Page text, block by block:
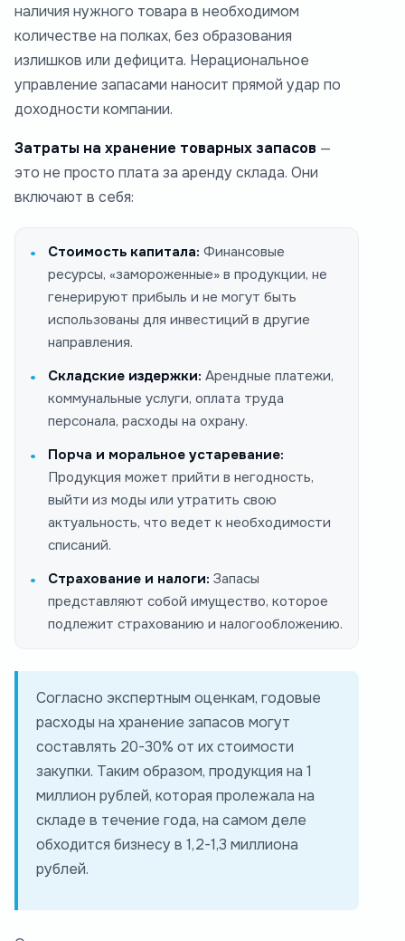
наличия нужного товара в необходимом
количестве на полках, без образования
излишков или дефицита. Нерациональное
управление запасами наносит прямой удар по
доходности компании.
Затраты на хранение товарных запасов —
это не просто плата за аренду склада. Они
включают в себя:
Стоимость капитала: Финансовые
ресурсы, «замороженные» в продукции, не
генерируют прибыль и не могут быть
использованы для инвестиций в другие
направления.
Складские издержки: Арендные платежи,
коммунальные услуги, оплата труда
персонала, расходы на охрану.
Порча и моральное устаревание:
Продукция может прийти в негодность,
выйти из моды или утратить свою
актуальность, что ведет к необходимости
списаний.
Страхование и налоги: Запасы
представляют собой имущество, которое
подлежит страхованию и налогообложению.
Согласно экспертным оценкам, годовые
расходы на хранение запасов могут
составлять 20-30% от их стоимости
закупки. Таким образом, продукция на 1
миллион рублей, которая пролежала на
складе в течение года, на самом деле
обходится бизнесу в 1,2-1,3 миллиона
рублей.